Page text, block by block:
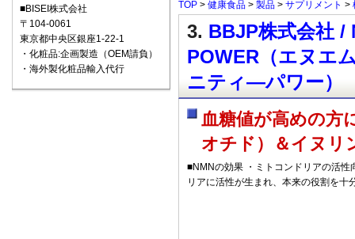
TOP > 健康食品 > 製品 > サプリメント >
3. BBJP株式会社 /
POWER（エヌエ
ニティ―パワー）
血糖値が高めの方
オチド）＆イヌリ
■NMNの効果 ・ミトコンドリアの活
リアに活性が生まれ、本来の役割を十
■BISEI株式会社
〒104-0061
東京都中央区銀座1-22-1
・化粧品:企画製造（OEM請負）
・海外製化粧品輸入代行